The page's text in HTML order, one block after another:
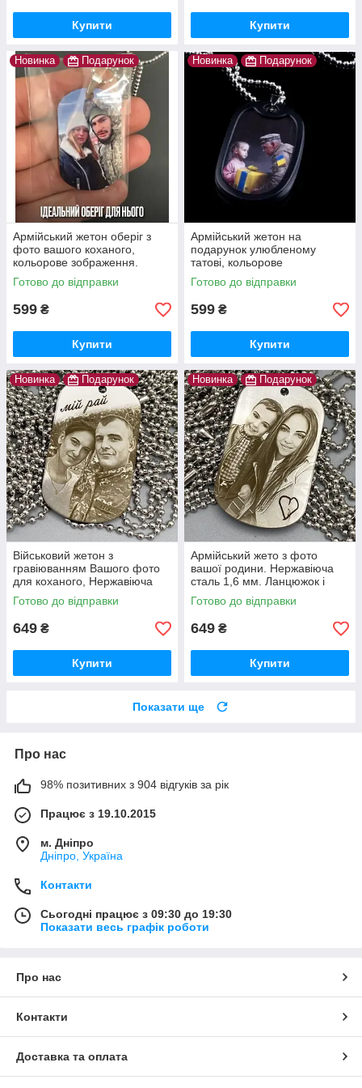
Купити Купити
Новинка Подарунок
Армійський жетон оберіг з
фото вашого коханого,
кольорове зображення.
Ланцюжок, бампер, скоба в
подарунок. Є наложка
Готово до відправки
599 ₴
Купити
Новинка Подарунок
Армійський жетон на
подарунок улюбленому
татові, кольорове
зображення. Ланцюжок,
бампер та скоба в
подарунок. Оплата на пошті
Готово до відправки
599 ₴
Купити
Новинка Подарунок
Військовий жетон з
гравіюванням Вашого фото
для коханого, Нержавіюча
сталь 1,6 мм. Ланцюжок та
скоба в подарунок Гарантія
10 років
Готово до відправки
649 ₴
Купити
Новинка Подарунок
Армійський жето з фото
вашої родини. Нержавіюча
сталь 1,6 мм. Ланцюжок і
скоба в подарунок. Швидко
та якісно, гарантія 10 років.
Готово до відправки
649 ₴
Купити
Показати ще
Про нас
98% позитивних з 904 відгуків за рік
Працює з 19.10.2015
м. Дніпро
Дніпро, Україна
Контакти
Сьогодні працює з 09:30 до 19:30
Показати весь графік роботи
Про нас
Контакти
Доставка та оплата